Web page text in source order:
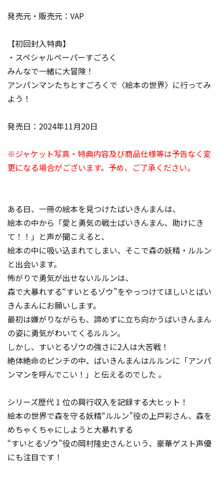
発売元・販売元：VAP
【初回封入特典】
・スペシャルペーパーすごろく
みんなで一緒に大冒険！
アンパンマンたちとすごろくで〈絵本の世界〉に行ってみ
よう！
発売日：2024年11月20日
※ジャケット写真・特典内容及び商品仕様等は予告なく変
更になる場合がございます。予め、ご了承ください。
ある日、一冊の絵本を見つけたばいきんまんは、
絵本の中から「愛と勇気の戦士ばいきんまん、助けにき
て！！」と声が聞こえると、
絵本の中に吸い込まれてしまい、そこで森の妖精・ルルン
と出会います。
怖がりで勇気が出せないルルンは、
森で大暴れする“すいとるゾウ”をやっつけてほしいとばい
きんまんにお願いします。
最初は嫌がりながらも、諦めずに立ち向かうばいきんまん
の姿に勇気がわいてくるルルン。
しかし、すいとるゾウの強さに2人は大苦戦！
絶体絶命のピンチの中、ばいきんまんはルルンに「アンパ
ンマンを呼んでこい！」と伝えるのでした―― 。
シリーズ歴代 1 位の興行収入を記録する大ヒット！
絵本の世界で森を守る妖精“ルルン”役の上戸彩さん、森を
めちゃくちゃにしようと大暴れする
“すいとるゾウ”役の岡村隆史さんという、豪華ゲスト声優
にも注目です！